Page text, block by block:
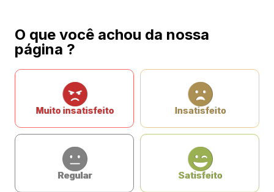
O que você achou da nossa
página ?
Muito insatisfeito Insatisfeito
Regular Satisfeito